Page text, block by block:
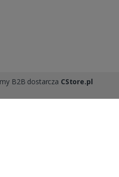
B2B dostarcza CStore.pl